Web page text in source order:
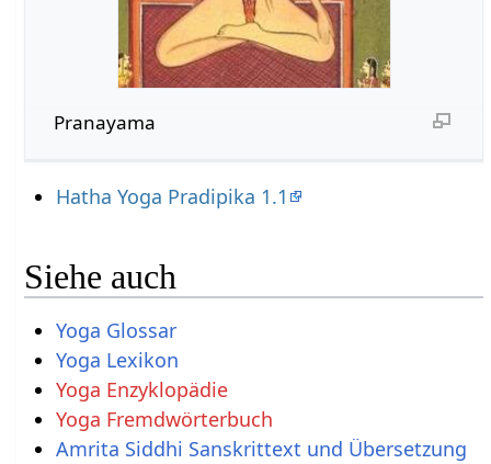
Pranayama
Hatha Yoga Pradipika 1.1
Siehe auch
Yoga Glossar
Yoga Lexikon
Yoga Enzyklopädie
Yoga Fremdwörterbuch
Amrita Siddhi Sanskrittext und Übersetzung